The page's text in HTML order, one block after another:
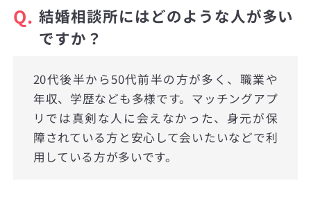
Q. 結婚相談所にはどのような人が多い
ですか？
20代後半から50代前半の方が多く、職業や
年収、学歴なども多様です。マッチングアプ
リでは真剣な人に会えなかった、身元が保
障されている方と安心して会いたいなどで利
用している方が多いです。